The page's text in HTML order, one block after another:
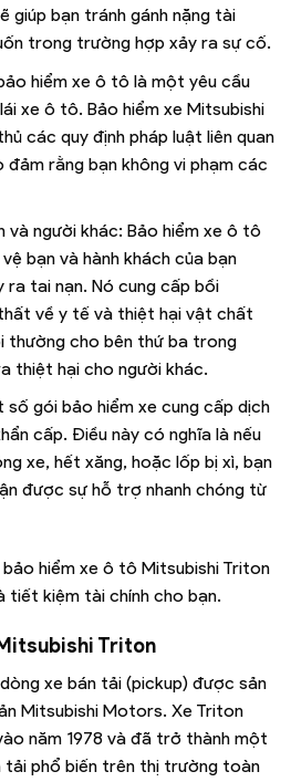
giúp bạn tránh gánh nặng tài
trong trường hợp xảy ra sự cố.
hiểm xe ô tô là một yêu cầu
xe ô tô. Bảo hiểm xe Mitsubishi
các quy định pháp luật liên quan
đảm rằng bạn không vi phạm các
và người khác: Bảo hiểm xe ô tô
bạn và hành khách của bạn
tai nạn. Nó cung cấp bồi
về y tế và thiệt hại vật chất
thường cho bên thứ ba trong
thiệt hại cho người khác.
gói bảo hiểm xe cung cấp dịch
cấp. Điều này có nghĩa là nếu
xe, hết xăng, hoặc lốp bị xì, bạn
được sự hỗ trợ nhanh chóng từ
hiểm xe ô tô Mitsubishi Triton
tiết kiệm tài chính cho bạn.
Triton
xe bán tải (pickup) được sản
Mitsubishi Motors. Xe Triton
năm 1978 và đã trở thành một
tải phổ biến trên thị trường toàn